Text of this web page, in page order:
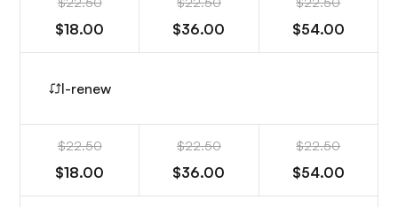
$18.00 $36.00 $54.00
I-renew
$22.50
$18.00
$22.50
$36.00
$22.50
$54.00